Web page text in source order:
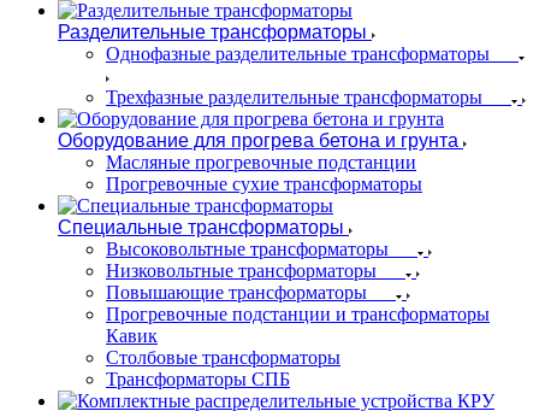
Разделительные трансформаторы
Однофазные разделительные трансформаторы
Трехфазные разделительные трансформаторы
Оборудование для прогрева бетона и грунта
Масляные прогревочные подстанции
Прогревочные сухие трансформаторы
Специальные трансформаторы
Высоковольтные трансформаторы
Низковольтные трансформаторы
Повышающие трансформаторы
Прогревочные подстанции и трансформаторы
Кавик
Столбовые трансформаторы
Трансформаторы СПБ